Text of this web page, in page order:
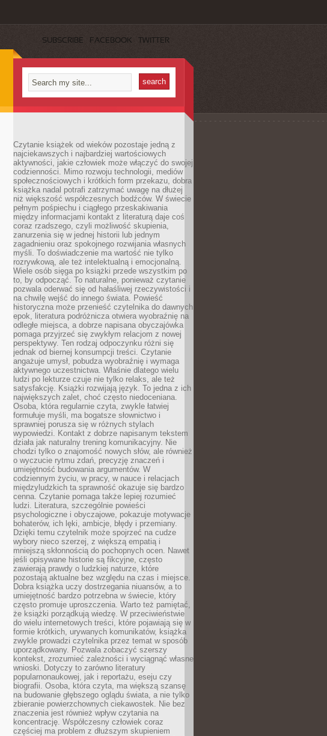
SUBSCRIBE FACEBOOK TWITTER
Czytanie książek od wieków pozostaje jedną z
najciekawszych i najbardziej wartościowych
aktywności, jakie człowiek może włączyć do swojej
codzienności. Mimo rozwoju technologii, mediów
społecznościowych i krótkich form przekazu, dobra
książka nadal potrafi zatrzymać uwagę na dłużej
niż większość współczesnych bodźców. W świecie
pełnym pośpiechu i ciągłego przeskakiwania
między informacjami kontakt z literaturą daje coś
coraz rzadszego, czyli możliwość skupienia,
zanurzenia się w jednej historii lub jednym
zagadnieniu oraz spokojnego rozwijania własnych
myśli. To doświadczenie ma wartość nie tylko
rozrywkową, ale też intelektualną i emocjonalną.
Wiele osób sięga po książki przede wszystkim po
to, by odpocząć. To naturalne, ponieważ czytanie
pozwala oderwać się od hałaśliwej rzeczywistości i
na chwilę wejść do innego świata. Powieść
historyczna może przenieść czytelnika do dawnych
epok, literatura podróżnicza otwiera wyobraźnię na
odległe miejsca, a dobrze napisana obyczajówka
pomaga przyjrzeć się zwykłym relacjom z nowej
perspektywy. Ten rodzaj odpoczynku różni się
jednak od biernej konsumpcji treści. Czytanie
angażuje umysł, pobudza wyobraźnię i wymaga
aktywnego uczestnictwa. Właśnie dlatego wielu
ludzi po lekturze czuje nie tylko relaks, ale też
satysfakcję. Książki rozwijają język. To jedna z ich
największych zalet, choć często niedoceniana.
Osoba, która regularnie czyta, zwykle łatwiej
formułuje myśli, ma bogatsze słownictwo i
sprawniej porusza się w różnych stylach
wypowiedzi. Kontakt z dobrze napisanym tekstem
działa jak naturalny trening komunikacyjny. Nie
chodzi tylko o znajomość nowych słów, ale również
o wyczucie rytmu zdań, precyzję znaczeń i
umiejętność budowania argumentów. W
codziennym życiu, w pracy, w nauce i relacjach
międzyludzkich ta sprawność okazuje się bardzo
cenna. Czytanie pomaga także lepiej rozumieć
ludzi. Literatura, szczególnie powieści
psychologiczne i obyczajowe, pokazuje motywacje
bohaterów, ich lęki, ambicje, błędy i przemiany.
Dzięki temu czytelnik może spojrzeć na cudze
wybory nieco szerzej, z większą empatią i
mniejszą skłonnością do pochopnych ocen. Nawet
jeśli opisywane historie są fikcyjne, często
zawierają prawdy o ludzkiej naturze, które
pozostają aktualne bez względu na czas i miejsce.
Dobra książka uczy dostrzegania niuansów, a to
umiejętność bardzo potrzebna w świecie, który
często promuje uproszczenia. Warto też pamiętać,
że książki porządkują wiedzę. W przeciwieństwie
do wielu internetowych treści, które pojawiają się w
formie krótkich, urywanych komunikatów, książka
zwykle prowadzi czytelnika przez temat w sposób
uporządkowany. Pozwala zobaczyć szerszy
kontekst, zrozumieć zależności i wyciągnąć własne
wnioski. Dotyczy to zarówno literatury
popularnonaukowej, jak i reportażu, eseju czy
biografii. Osoba, która czyta, ma większą szansę
na budowanie głębszego oglądu świata, a nie tylko
zbieranie powierzchownych ciekawostek. Nie bez
znaczenia jest również wpływ czytania na
koncentrację. Współczesny człowiek coraz
częściej ma problem z dłuższym skupieniem